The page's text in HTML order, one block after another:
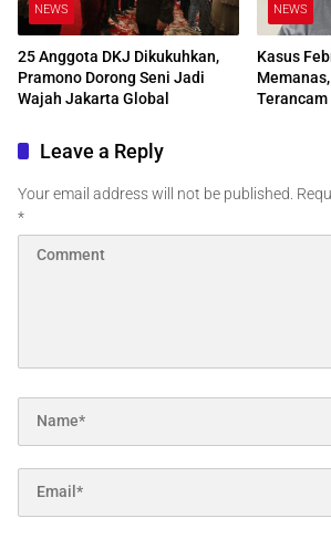
NEWS
25 Anggota DKJ Dikukuhkan,
Pramono Dorong Seni Jadi
Wajah Jakarta Global
NEWS
Kasus
Terancam
Leave a Reply
Your email address will not be published.
*